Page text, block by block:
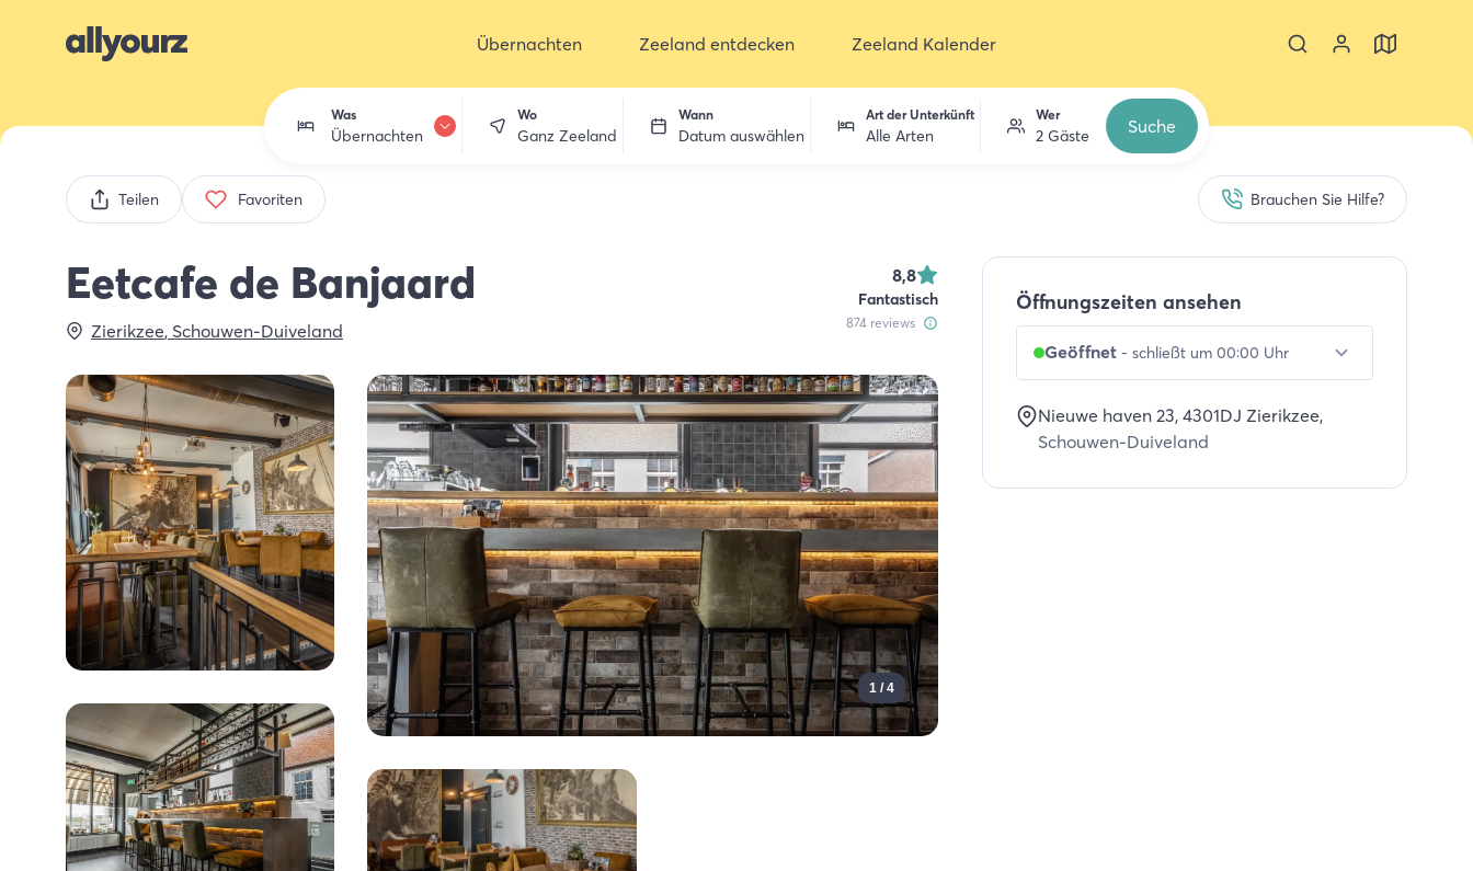
Übernachten Zeeland entdecken Zeeland Kalender
Was
Übernachten
Aktivitäten
Zeeland entdecken
Wo
Ganz Zeeland
Wann
Datum auswählen
Art der Unterkünft
Alle Arten
Wer
2 Gäste Suche
Teilen Favoriten Brauchen Sie Hilfe?
Eetcafe de Banjaard 8,8
Fantastisch
874reviews
Zierikzee, Schouwen-Duiveland
1 / 4
Öffnungszeiten ansehen
Geöffnet- schließt um 00:00 Uhr
Nieuwe haven 23, 4301DJ Zierikzee,
Schouwen-Duiveland